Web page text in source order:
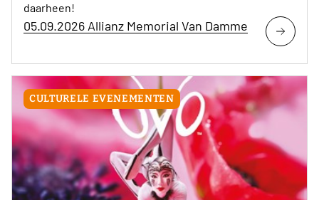
daarheen!
05.09.2026 Allianz Memorial Van Damme
CULTURELE EVENEMENTEN